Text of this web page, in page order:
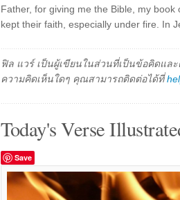
Father, for giving me the Bible, my
kept their faith, especially under fire. In
ฟิล แวร์ เป็นผู้เขียนในส่วนที่เป็นข้อคิดแล
ความคิดเห็นใดๆ คุณสามารถติดต่อได้ที่
Today's Verse
Save